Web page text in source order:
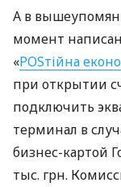
А в
момент
«POSтійна
при открытии
подключить
терминал в
бизнес-картой
тыс. грн.